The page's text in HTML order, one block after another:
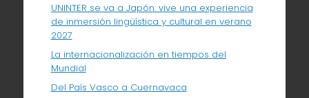
UNINTER se va a Japón: vive una experiencia
de inmersión lingüística y cultural en verano
2027
La internacionalización en tiempos del
Mundial
Del País Vasco a Cuernavaca